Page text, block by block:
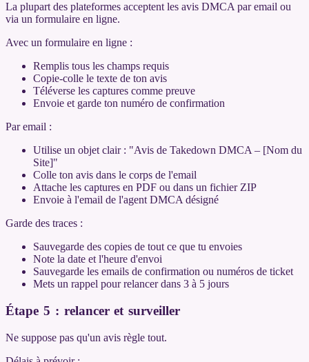
La plupart des plateformes acceptent les avis DMCA par email ou
via un formulaire en ligne.
Avec un formulaire en ligne :
Remplis tous les champs requis
Copie-colle le texte de ton avis
Téléverse les captures comme preuve
Envoie et garde ton numéro de confirmation
Par email :
Utilise un objet clair : "Avis de Takedown DMCA – [Nom du
Site]"
Colle ton avis dans le corps de l'email
Attache les captures en PDF ou dans un fichier ZIP
Envoie à l'email de l'agent DMCA désigné
Garde des traces :
Sauvegarde des copies de tout ce que tu envoies
Note la date et l'heure d'envoi
Sauvegarde les emails de confirmation ou numéros de ticket
Mets un rappel pour relancer dans 3 à 5 jours
Étape 5 : relancer et surveiller
Ne suppose pas qu'un avis règle tout.